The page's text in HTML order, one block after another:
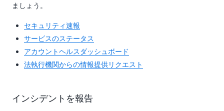
ましょう。
セキュリティ速報
サービスのステータス
アカウントヘルスダッシュボード
法執行機関からの情報提供リクエスト
インシデントを報告